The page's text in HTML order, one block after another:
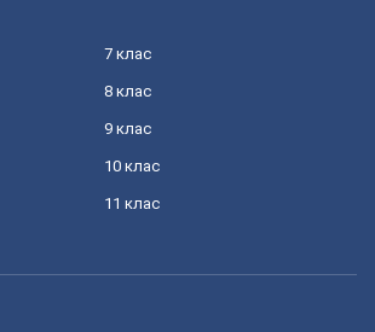
7 клас
8 клас
9 клас
10 клас
11 клас